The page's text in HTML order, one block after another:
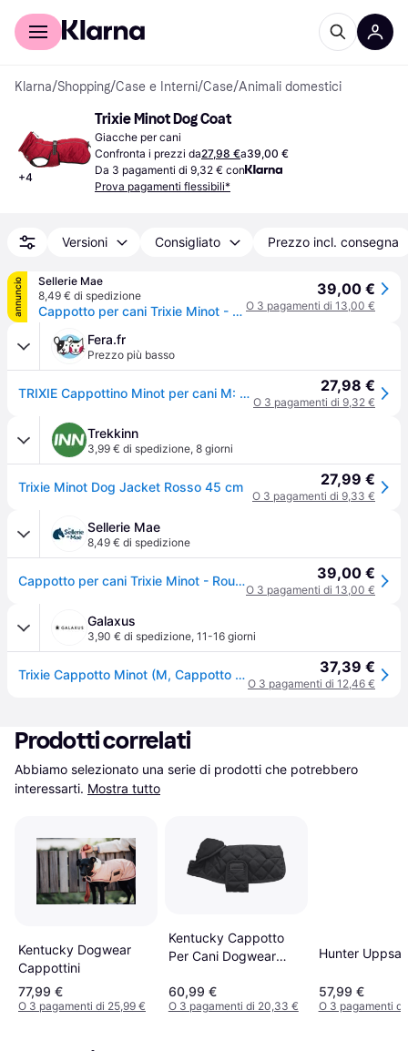
Per il tuo shopping
Klarna/Shopping/Case e Interni/Case/Animali domestici
+4
Trixie Minot Dog Coat
Giacche per cani
Confronta i prezzi da27,98 €a39,00 €
Da 3 pagamenti di 9,32 € con
Prova pagamenti flessibili*
Versioni Consigliato Prezzo incl. consegna
annuncio
Sellerie Mae
8,49 € di spedizione
Cappotto per cani Trixie Minot - Rouge
39,00 €
O 3 pagamenti di 13,00 €
Fera.fr
Prezzo più basso
TRIXIE Cappottino Minot per cani M: 45 cm 27,98 €
O 3 pagamenti di 9,32 €
Trekkinn
3,99 € di spedizione, 8 giorni
Trixie Minot Dog Jacket Rosso 45 cm 27,99 €
O 3 pagamenti di 9,33 €
Sellerie Mae
8,49 € di spedizione
Cappotto per cani Trixie Minot - Rouge 39,00 €
O 3 pagamenti di 13,00 €
Galaxus
3,90 € di spedizione, 11-16 giorni
Trixie Cappotto Minot (M, Cappotto per cani), Abbigliamento cani 37,39 €
O 3 pagamenti di 12,46 €
Prodotti correlati
Abbiamo selezionato una serie di prodotti che potrebbero
interessarti. Mostra tutto
Kentucky Dogwear
Cappottini
77,99 €
O 3 pagamenti di 25,99 €
Kentucky Cappotto
Per Cani Dogwear
60,99 €
O 3 pagamenti di 20,33 €
Hunter
57,99 €
O 3 pagamenti